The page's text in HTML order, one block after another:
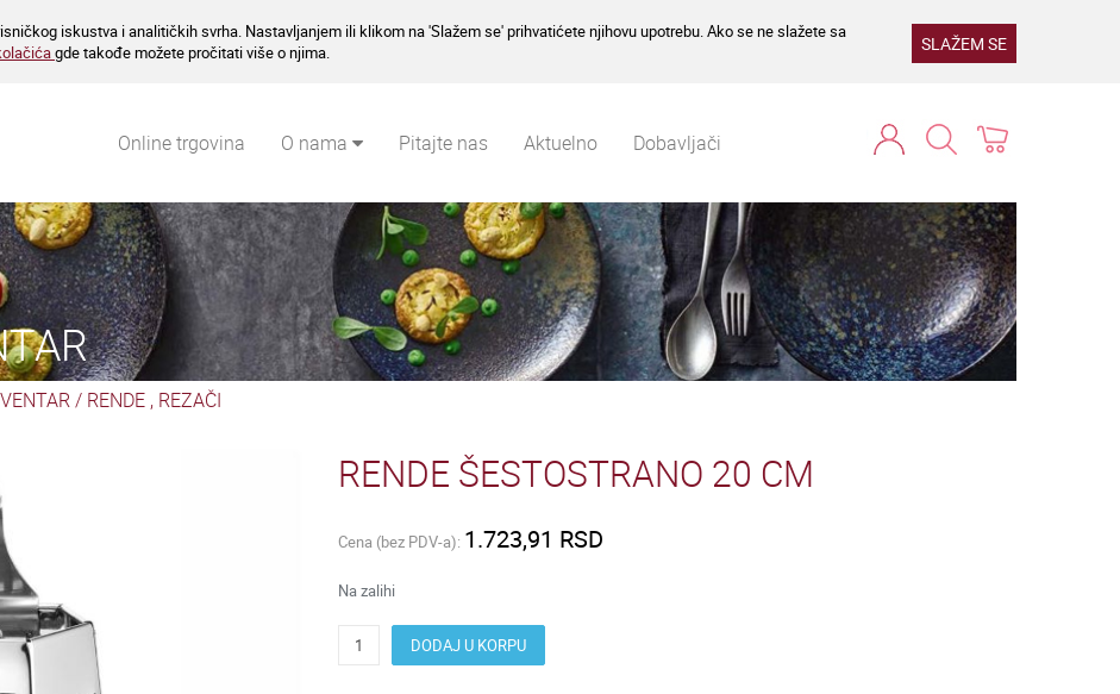
iskustva i analitičkih svrha. Nastavljanjem ili klikom na 'Slažem se' prihvatićete njihovu upotrebu. Ako se ne slažete sa
gde takođe možete pročitati više o njima. SLAŽEM SE
Online trgovina O nama Pitajte nas Aktuelno Dobavljači
/ RENDE , REZAČI
RENDE ŠESTOSTRANO 20 CM
Cena (bez PDV-a): 1.723,91 RSD
Na zalihi
DODAJ U KORPU